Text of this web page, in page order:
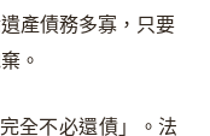
產債務多寡，只要
。
全不必還債」。法